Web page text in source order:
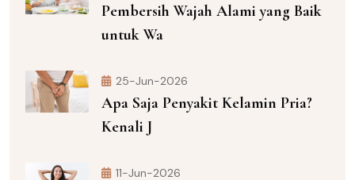
Pembersih Wajah Alami yang Baik
untuk Wa
25-Jun-2026
Apa Saja Penyakit Kelamin Pria?
Kenali J
11-Jun-2026